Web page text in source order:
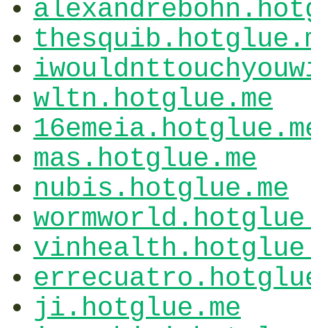
wltn.hotglue.me
mas.hotglue.me
nubis.hotglue.me
ji.hotglue.me